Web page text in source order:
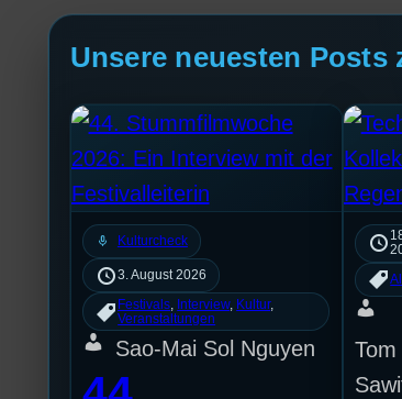
Unsere neuesten Posts
mic Kulturcheck
3. August 2026
Festivals Interview, Kultur
Veranstaltungen
Sao-Mai Sol Nguyen
Tom